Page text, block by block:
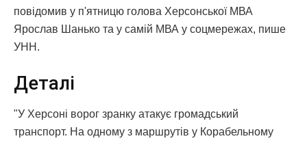
повідомив у п'ятницю голова Херсонської МВА
Ярослав Шанько та у самій МВА у соцмережах, пише
УНН.
Деталі
"У Херсоні ворог зранку атакує громадський
транспорт. На одному з маршрутів у Корабельному